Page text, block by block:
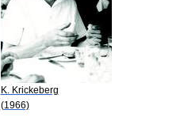
K. Krickeberg
(1966)